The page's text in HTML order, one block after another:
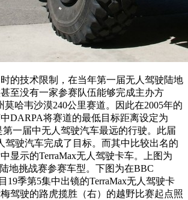
技术限制，在当年第一届无人驾驶陆地
至没有一家参赛队伍能够完成主办方
莫哈韦沙漠240公里赛道。因此在2005年的
DARPA将赛道的最低目标距离设定为
第一届中无人驾驶汽车最远的行驶。此届
驾驶汽车完成了目标。而其中比较出名的
显示的TerraMax无人驾驶卡车。上图为
地挑战赛参赛车型。下图为在BBC
19季第5集中出镜的TerraMax无人驾驶卡
驾驶的路虎揽胜（右）的越野比赛起点照